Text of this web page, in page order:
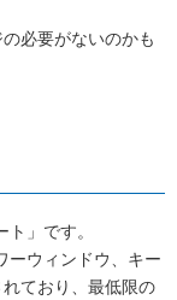
必要がないのかも
」です。
ーウィンドウ、キー
ており、最低限の